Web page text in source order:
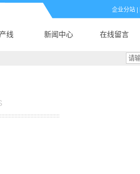
企业分站
线 新闻中心 在线留言